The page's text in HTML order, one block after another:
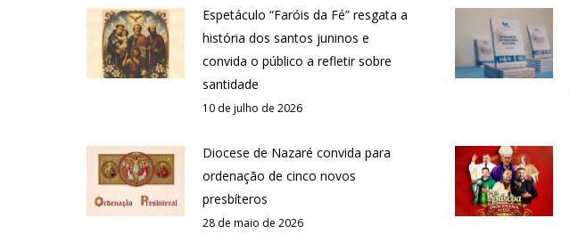
Espetáculo “Faróis da Fé” resgata a
história dos santos juninos e
convida o público a refletir sobre
santidade
10 de julho de 2026
Diocese de Nazaré convida para
ordenação de cinco novos
presbíteros
28 de maio de 2026